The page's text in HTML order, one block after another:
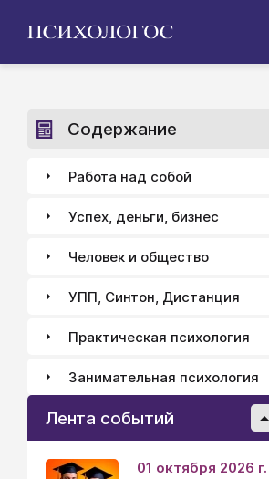
Содержание
Работа над собой
Успех, деньги, бизнес
Человек и общество
УПП, Синтон, Дистанция
Практическая психология
Занимательная психология
Лента событий
01 октября 2026 г.